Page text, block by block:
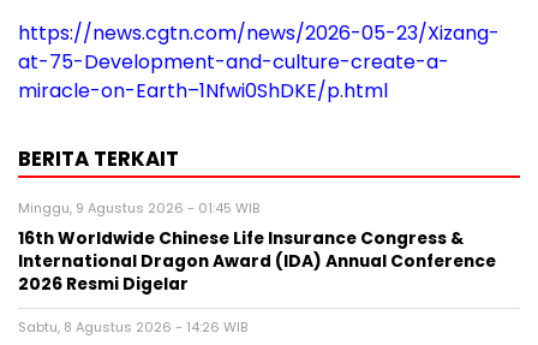
https://news.cgtn.com/news/2026-05-23/Xizang-
at-75-Development-and-culture-create-a-
miracle-on-Earth–1Nfwi0ShDKE/p.html
BERITA TERKAIT
Minggu, 9 Agustus 2026 - 01:45 WIB
16th Worldwide Chinese Life Insurance Congress &
International Dragon Award (IDA) Annual Conference
2026 Resmi Digelar
Sabtu, 8 Agustus 2026 - 14:26 WIB